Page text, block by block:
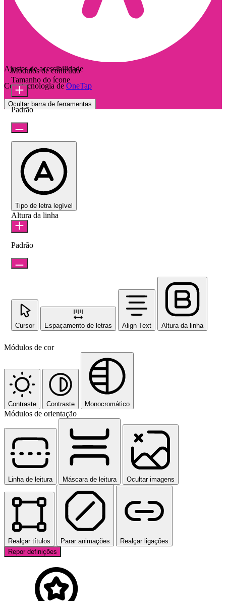
Ajustes de acessibilidade
Com tecnologia de OneTap
Ocultar barra de ferramentas
Módulos de conteúdo
Tamanho do ícone
Padrão
Tipo de letra legível
Altura da linha
Padrão
Cursor Espaçamento de letras Align Text Altura da linha
Módulos de cor
Contraste Contraste Monocromático
Módulos de orientação
Linha de leitura Máscara de leitura Ocultar imagens
Realçar títulos Parar animações
Realçar ligações
Repor definições